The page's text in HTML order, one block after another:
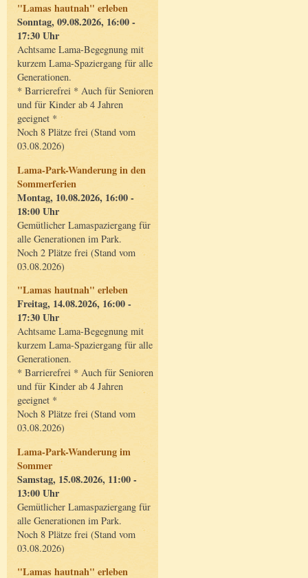
"Lamas hautnah" erleben
Sonntag, 09.08.2026, 16:00 -
17:30 Uhr
Achtsame Lama-Begegnung mit
kurzem Lama-Spaziergang für alle
Generationen.
* Barrierefrei * Auch für Senioren
und für Kinder ab 4 Jahren
geeignet *
Noch 8 Plätze frei (Stand vom
03.08.2026)
Lama-Park-Wanderung in den
Sommerferien
Montag, 10.08.2026, 16:00 -
18:00 Uhr
Gemütlicher Lamaspaziergang für
alle Generationen im Park.
Noch 2 Plätze frei (Stand vom
03.08.2026)
"Lamas hautnah" erleben
Freitag, 14.08.2026, 16:00 -
17:30 Uhr
Achtsame Lama-Begegnung mit
kurzem Lama-Spaziergang für alle
Generationen.
* Barrierefrei * Auch für Senioren
und für Kinder ab 4 Jahren
geeignet *
Noch 8 Plätze frei (Stand vom
03.08.2026)
Lama-Park-Wanderung im
Sommer
Samstag, 15.08.2026, 11:00 -
13:00 Uhr
Gemütlicher Lamaspaziergang für
alle Generationen im Park.
Noch 8 Plätze frei (Stand vom
03.08.2026)
"Lamas hautnah" erleben